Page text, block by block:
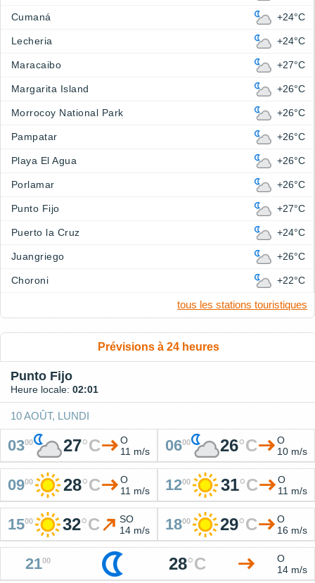
Cumaná +24°C
Lecheria +24°C
Maracaibo +27°C
Margarita Island +26°C
Morrocoy National Park +26°C
Pampatar +26°C
Playa El Agua +26°C
Porlamar +26°C
Punto Fijo +27°C
Puerto la Cruz +24°C
Juangriego +26°C
Choroni +22°C
tous les stations touristiques
Prévisions à 24 heures
Punto Fijo
Heure locale: 02:01
10 AOÛT, LUNDI
0300 27°C
O
11 m/s
0600 26°C
O
10 m/s
0900 28°C
O
11 m/s
1200 31°C
O
11 m/s
1500 32°C
SO
14 m/s
1800 29°C
O
16 m/s
2100 28°C
O
14 m/s